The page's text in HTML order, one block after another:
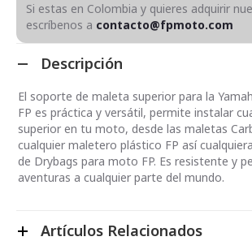
Si estas en Colombia y quieres adquirir
escríbenos a contacto@fpmoto.com
Descripción
El soporte de maleta superior para la
FP es práctica y versátil, permite instalar
superior en tu moto, desde las maletas
cualquier maletero plástico FP así
de Drybags para moto FP. Es resistente y
aventuras a cualquier parte del mundo.
Artículos Relacionados